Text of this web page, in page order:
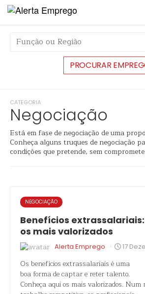
CATEGORIA
Negociação
Está em fase de negociação de uma
Conheça alguns truques de negociação
condições que pretende, sem
NEGOCIAÇÃO
Benefícios
os mais valorizados
Alerta Emprego · 17
Os benefícios extrassalariais é uma
boa forma de captar e reter talento.
Conheça aqui os mais valorizados. Num